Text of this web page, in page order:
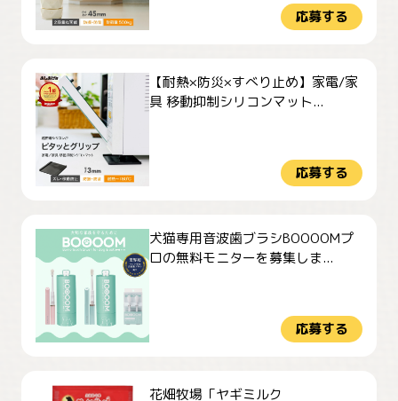
応募する
【耐熱×防災×すべり止め】家電/家
具 移動抑制シリコンマット...
応募する
犬猫専用音波歯ブラシBOOOOMプ
ロの無料モニターを募集しま...
応募する
花畑牧場「ヤギミルク